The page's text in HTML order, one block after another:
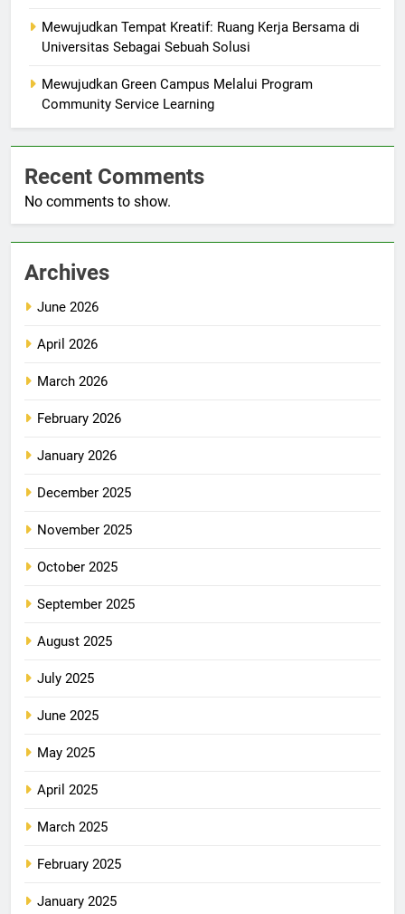
Mewujudkan Tempat Kreatif: Ruang Kerja Bersama di
Universitas Sebagai Sebuah Solusi
Mewujudkan Green Campus Melalui Program
Community Service Learning
Recent Comments
No comments to show.
Archives
June 2026
April 2026
March 2026
February 2026
January 2026
December 2025
November 2025
October 2025
September 2025
August 2025
July 2025
June 2025
May 2025
April 2025
March 2025
February 2025
January 2025